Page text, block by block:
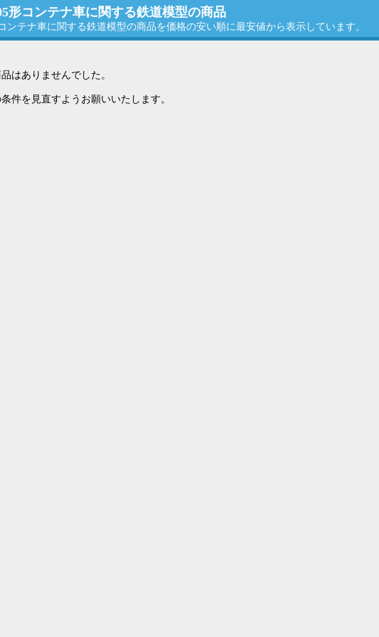
形コンテナ車に関する鉄道模型の商品
ンテナ車に関する鉄道模型の商品を価格の安い順に最安値から表示しています。
はありませんでした。
件を見直すようお願いいたします。